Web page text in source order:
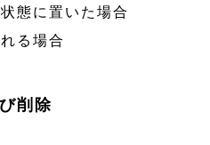
態に置いた場合
る場合
削除